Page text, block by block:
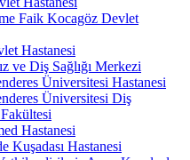
Faik Kocagöz Devlet
Hastanesi
ve Diş Sağlığı Merkezi
Üniversitesi Hastanesi
Üniversitesi Diş
Hastanesi
Kuşadası Hastanesi